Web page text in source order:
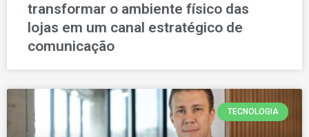
transformar o ambiente físico das
lojas em um canal estratégico de
comunicação
TECNOLOGIA